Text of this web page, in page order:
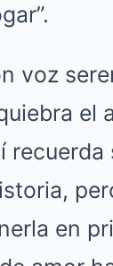
voz
el
recuerda
en